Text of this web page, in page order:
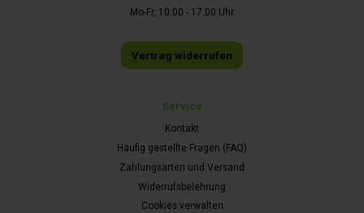
Mo-Fr, 10:00 - 17:00 Uhr
Vertrag widerrufen
Service
Kontakt
Häufig gestellte Fragen (FAQ)
Zahlungsarten und Versand
Widerrufsbelehrung
Cookies verwalten